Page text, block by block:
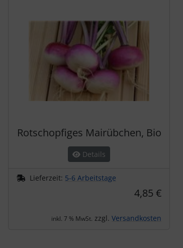
Rotschopfiges Mairübchen, Bio
Details
Lieferzeit: 5-6 Arbeitstage
4,85 €
inkl. 7 % MwSt. zzgl. Versandkosten